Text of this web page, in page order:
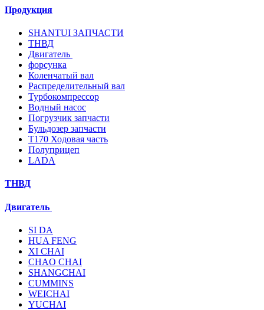
Продукция
SHANTUI ЗАПЧАСТИ
ТНВД
Двигатель
форсунка
Коленчатый вал
Распределительный вал
Турбокомпрессор
Водный насос
Погрузчик запчасти
Бульдозер запчасти
T170 Ходовая часть
Полуприцеп
LADA
ТНВД
Двигатель
SI DA
HUA FENG
XI CHAI
CHAO CHAI
SHANGCHAI
CUMMINS
WEICHAI
YUCHAI